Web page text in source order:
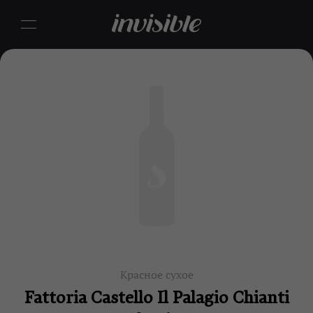
Красное сухое
Fattoria Castello Il Palagio Chianti